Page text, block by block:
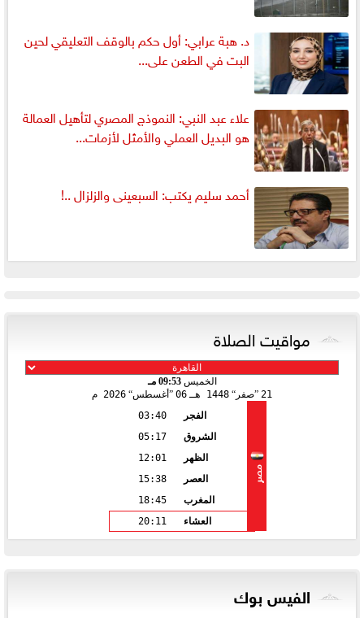
د. هبة عرابي: أول حكم بالوقف التعليقي لحين
البت في الطعن على...
علاء عبد النبي: النموذج المصري لتأهيل العمالة
هو البديل العملي والأمثل لأزمات...
أحمد سليم يكتب: السبعينى والزلزال ..!
مواقيت الصلاة
الخميس09:53 مـ
21 صفر 1448 هـ 06 أغسطس 2026 م
مصر
الفجر
03:40
الشروق
05:17
الظهر
12:01
العصر
15:38
المغرب
18:45
العشاء
20:11
الفيس بوك